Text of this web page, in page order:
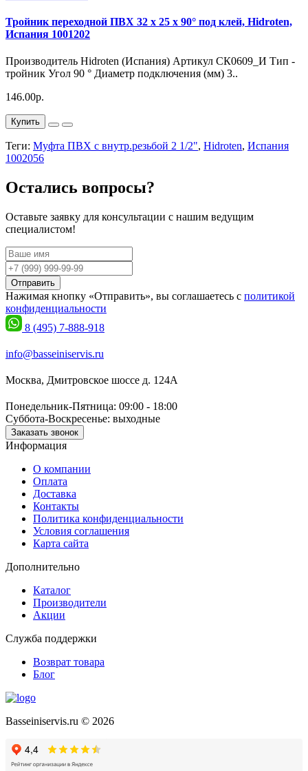
Тройник переходной ПВХ 32 х 25 х 90° под клей, Hidroten,
Испания 1001202
Производитель Hidroten (Испания) Артикул СК0609_И Тип -
тройник Угол 90 ° Диаметр подключения (мм) 3..
146.00р.
Купить
Теги: Муфта ПВХ с внутр.резьбой 2 1/2", Hidroten, Испания
1002056
Остались вопросы?
Оставьте заявку для консультации с нашим ведущим
специалистом!
Отправить
Нажимая кнопку «Отправить», вы соглашаетесь с политикой
конфиденциальности
8 (495) 7-888-918
info@basseiniservis.ru
Москва, Дмитровское шоссе д. 124А
Понедельник-Пятница: 09:00 - 18:00
Суббота-Воскресенье: выходные
Заказать звонок
Информация
О компании
Оплата
Доставка
Контакты
Политика конфиденциальности
Условия соглашения
Карта сайта
Дополнительно
Каталог
Производители
Акции
Служба поддержки
Возврат товара
Блог
Basseiniservis.ru © 2026